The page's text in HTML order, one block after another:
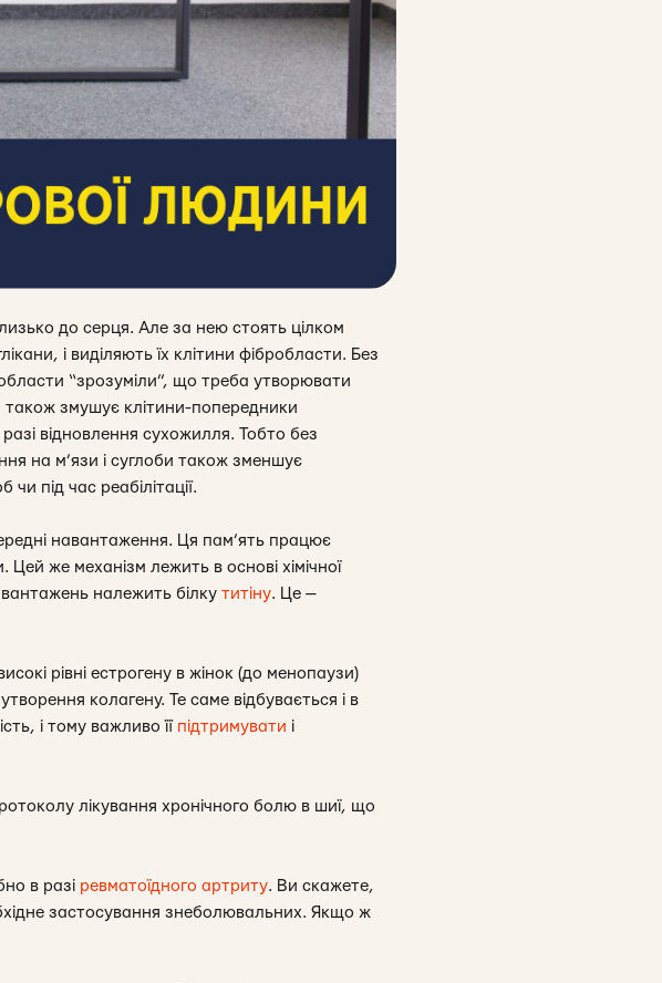
до серця. Але за нею стоять цілком
і виділяють їх клітини фібробласти. Без
“зрозуміли”, що треба утворювати
також змушує клітини-попередники
відновлення сухожилля. Тобто без
на м’язи і суглоби також зменшує
чи під час реабілітації.
навантаження. Ця пам’ять працює
Цей же механізм лежить в основі хімічної
належить білку титіну. Це —
рівні естрогену в жінок (до менопаузи)
колагену. Те саме відбувається і в
і тому важливо її підтримувати і
лікування хронічного болю в шиї, що
в разі ревматоїдного артриту. Ви скажете,
застосування знеболювальних. Якщо ж